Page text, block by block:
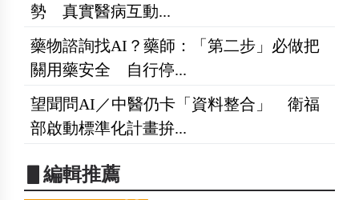
勢 真實醫病互動...
藥物諮詢找AI？藥師：「第二步」必做把
關用藥安全 自行停...
望聞問AI／中醫仍卡「資料整合」 衛福
部啟動標準化計畫拚...
▋編輯推薦